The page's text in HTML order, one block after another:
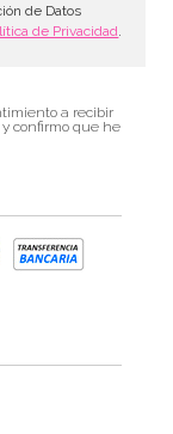
de Datos
de Privacidad.
a recibir
confirmo que he